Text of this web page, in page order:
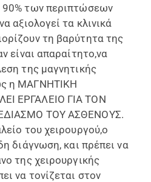
90% των περιπτώσεων
αξιολογεί τα κλινικά
τη βαρύτητα της
είναι απαραίτητο,να
της μαγνητικής
η ΜΑΓΝΗΤΙΚΗ
ΕΡΓΑΛΕΙΟ ΓΙΑ ΤΟΝ
ΤΟΥ ΑΣΘΕΝΟΥΣ.
του χειρουργού,ο
διάγνωση, και πρέπει να
της χειρουργικής
να τονίζεται στον